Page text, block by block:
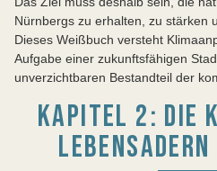
Nürnbergs zu erhalten, zu stärken
Dieses Weißbuch versteht
Aufgabe einer zukunftsfähigen
unverzichtbaren Bestandteil der
KAPITEL 2: DIE